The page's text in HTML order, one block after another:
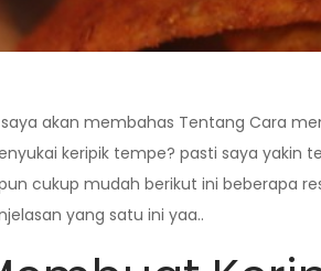
akan membahas Tentang Cara
keripik tempe? pasti saya
cukup mudah berikut ini beberapa
yang satu ini yaa..